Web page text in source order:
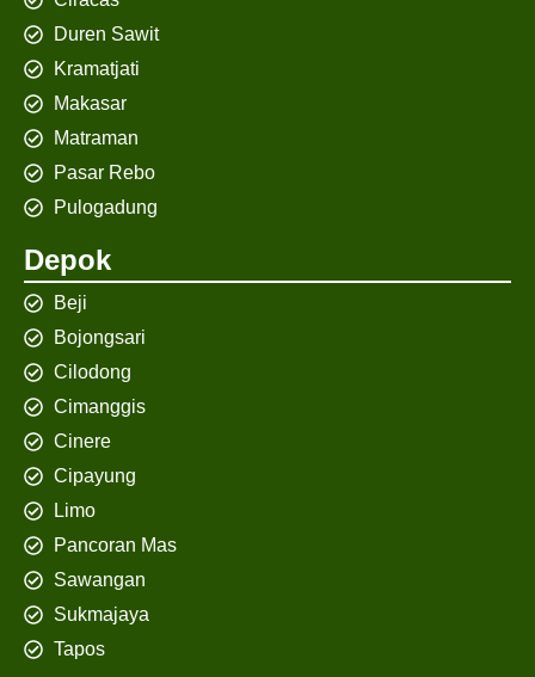
Duren Sawit
Kramatjati
Makasar
Matraman
Pasar Rebo
Pulogadung
Depok
Beji
Bojongsari
Cilodong
Cimanggis
Cinere
Cipayung
Limo
Pancoran Mas
Sawangan
Sukmajaya
Tapos